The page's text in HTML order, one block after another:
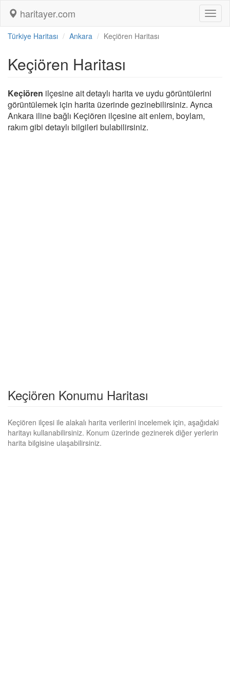
haritayer.com
Türkiye Haritası Ankara Keçiören Haritası
Keçiören Haritası
Keçiören ilçesine ait detaylı harita ve uydu görüntülerini
görüntülemek için harita üzerinde gezinebilirsiniz. Ayrıca
Ankara iline bağlı Keçiören ilçesine ait enlem, boylam,
rakım gibi detaylı bilgileri bulabilirsiniz.
Keçiören Konumu Haritası
Keçiören ilçesi ile alakalı harita verilerini incelemek için, aşağıdaki
haritayı kullanabilirsiniz. Konum üzerinde gezinerek diğer yerlerin
harita bilgisine ulaşabilirsiniz.